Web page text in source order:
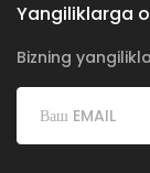
Yangiliklarga
Bizning